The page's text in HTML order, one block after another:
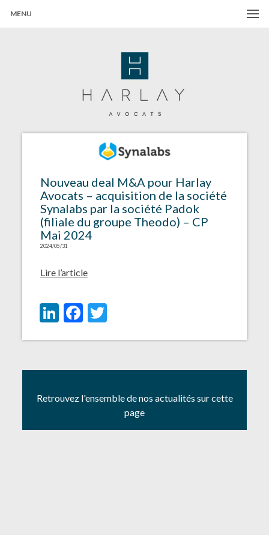
MENU
Nouveau deal M&A pour Harlay
Avocats – acquisition de la société
Synalabs par la société Padok
(filiale du groupe Theodo) – CP
Mai 2024
2024/05/31
Lire l’article
LinkedIn
Facebook
Twitter
Retrouvez l'ensemble de nos actualités sur cette
page